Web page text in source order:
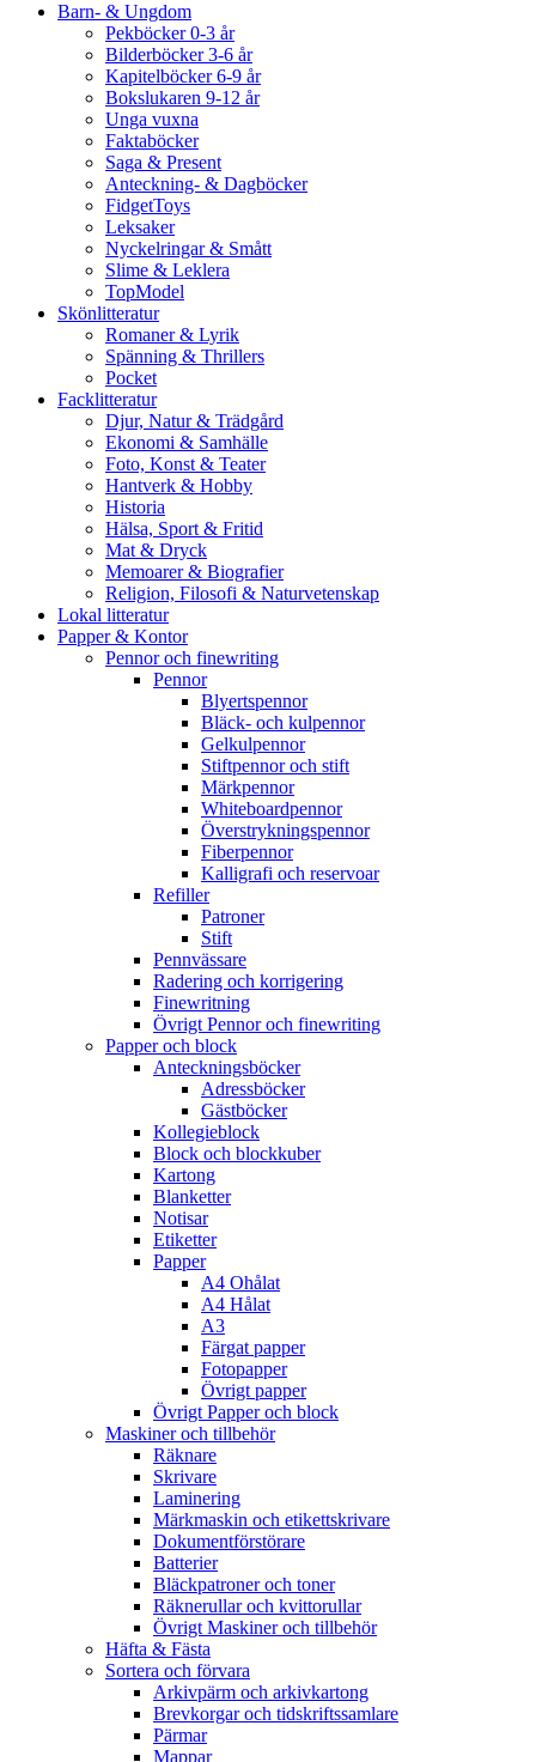
Barn- & Ungdom
Pekböcker 0-3 år
Bilderböcker 3-6 år
Kapitelböcker 6-9 år
Bokslukaren 9-12 år
Unga vuxna
Faktaböcker
Saga & Present
Anteckning- & Dagböcker
FidgetToys
Leksaker
Nyckelringar & Smått
Slime & Leklera
TopModel
Skönlitteratur
Romaner & Lyrik
Spänning & Thrillers
Pocket
Facklitteratur
Djur, Natur & Trädgård
Ekonomi & Samhälle
Foto, Konst & Teater
Hantverk & Hobby
Historia
Hälsa, Sport & Fritid
Mat & Dryck
Memoarer & Biografier
Religion, Filosofi & Naturvetenskap
Lokal litteratur
Papper & Kontor
Pennor och finewriting
Pennor
Blyertspennor
Bläck- och kulpennor
Gelkulpennor
Stiftpennor och stift
Märkpennor
Whiteboardpennor
Överstrykningspennor
Fiberpennor
Kalligrafi och reservoar
Refiller
Patroner
Stift
Pennvässare
Radering och korrigering
Finewritning
Övrigt Pennor och finewriting
Papper och block
Anteckningsböcker
Adressböcker
Gästböcker
Kollegieblock
Block och blockkuber
Kartong
Blanketter
Notisar
Etiketter
Papper
A4 Ohålat
A4 Hålat
A3
Färgat papper
Fotopapper
Övrigt papper
Övrigt Papper och block
Maskiner och tillbehör
Räknare
Skrivare
Laminering
Märkmaskin och etikettskrivare
Dokumentförstörare
Batterier
Bläckpatroner och toner
Räknerullar och kvittorullar
Övrigt Maskiner och tillbehör
Häfta & Fästa
Sortera och förvara
Arkivpärm och arkivkartong
Brevkorgar och tidskriftssamlare
Pärmar
Mappar